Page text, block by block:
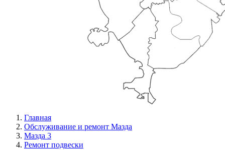
Главная
Обслуживание и ремонт Мазда
Мазда 3
Ремонт подвески